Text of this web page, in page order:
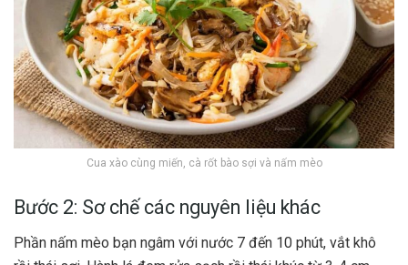
Cua xào cùng miến, cà rốt bào sợi và nấm mèo
Bước 2: Sơ chế các nguyên liệu khác
Phần nấm mèo bạn ngâm với nước 7 đến 10 phút, vắt khô